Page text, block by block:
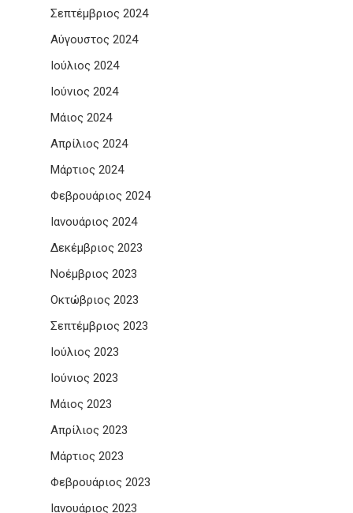
Σεπτέμβριος 2024
Αύγουστος 2024
Ιούλιος 2024
Ιούνιος 2024
Μάιος 2024
Απρίλιος 2024
Μάρτιος 2024
Φεβρουάριος 2024
Ιανουάριος 2024
Δεκέμβριος 2023
Νοέμβριος 2023
Οκτώβριος 2023
Σεπτέμβριος 2023
Ιούλιος 2023
Ιούνιος 2023
Μάιος 2023
Απρίλιος 2023
Μάρτιος 2023
Φεβρουάριος 2023
Ιανουάριος 2023